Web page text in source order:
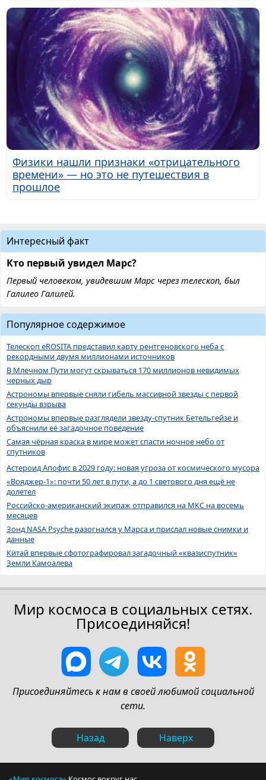
Физики нашли признаки «отрицательного
времени» — но это не путешествия в
прошлое
Интересный факт
Кто первый увидел Марс?
Первый человеком, увидевшим Марс через телескоп, был
Галилео Галилей.
Популярное содержимое
Телескоп eROSITA представил карту рентгеновского неба с
рекордными двумя миллионами источников
В Млечном Пути могут скрываться 170 миллионов невидимых
черных дыр
Астрономы впервые сняли гибель массивной звезды с первой
секунды взрыва
Астрономы впервые разглядели звезду-спутник Бетельгейзе и
объяснили её загадочное поведение
Самая чёрная краска в мире может спасти ночное небо от
спутников
Астероид Апофис в 2029 году: новая угроза от космического мусора
«Вояджер-1»: почти 50 лет в пути, а до 1 светового дня ещё не
долетел
Российско-американский экипаж отправился на МКС на восемь
месяцев
Зонд NASA Psyche разогнался у Марса и прислал новые снимки и
данные
Китай впервые сфотографировал загадочный «квазиспутник»
Земли Камоалева
Мир космоса в социальных сетях.
Присоединяйся!
Присоединяйтесь к нам в своей любимой социальной
сети.
Назад Наверх